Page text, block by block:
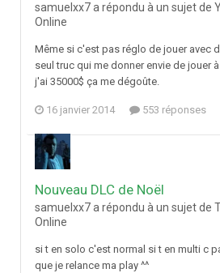
samuelxx7 a répondu à un sujet de
Online
Même si c'est pas réglo de jouer avec
seul truc qui me donner envie de jouer
j'ai 35000$ ça me dégoûte.
16 janvier 2014 553 réponses
Nouveau DLC de Noël
samuelxx7 a répondu à un sujet de
Online
si t en solo c'est normal si t en multi c
que je relance ma play ^^